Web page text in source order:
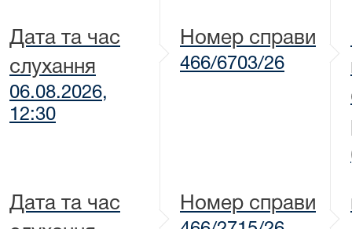
Дата та час
слухання
06.08.2026,
12:30
Номер справи
466/6703/26
Дата та час
Номер справи